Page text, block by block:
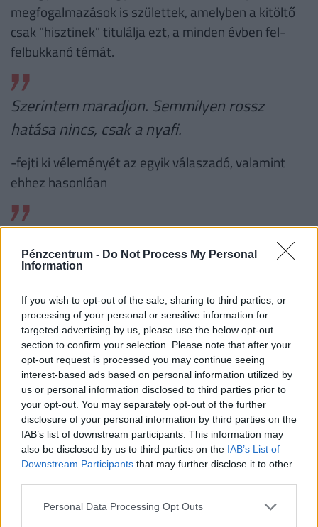
Pénzcentrum - Do Not Process My Personal
Information
If you wish to opt-out of the sale, sharing to third parties, or
processing of your personal or sensitive information for
targeted advertising by us, please use the below opt-out
section to confirm your selection. Please note that after your
opt-out request is processed you may continue seeing
interest-based ads based on personal information utilized by
us or personal information disclosed to third parties prior to
your opt-out. You may separately opt-out of the further
disclosure of your personal information by third parties on the
IAB’s list of downstream participants. This information may
also be disclosed by us to third parties on the IAB’s List of
Downstream Participants that may further disclose it to other
Personal Data Processing Opt Outs
megfogalmazások is születtek, amelyben a kitöltő
csak "hisztinek" titulálja ezt, a minden évben fel-
felbukkanó témát.
Szerintem maradjon. Semmilyen rossz
hatása nincs, csak a nyafi.
-fejti ki véleményét az egyik válaszadó, valamint
ehhez hasonlóan
akkor amikor a fél világ utazik számtalan
időzónán át napi szinten, sőt számos olyan
időeltolódások vannak, akkor tényleg
valakinek az a legnagyobb probléma az
életében,hogy évi kétszer odébb állítsa a
mutatókat egy órával? Nem hiszem, hogy
bárki is ebbe fog belehalni. (...) Vegyük már
végre tudomásul, hogy Magyarország
földrajzi elhelyezkedése miatt igen is
hasznos az óraátállítás...
- magyarázta az anonim kitöltő. A téma